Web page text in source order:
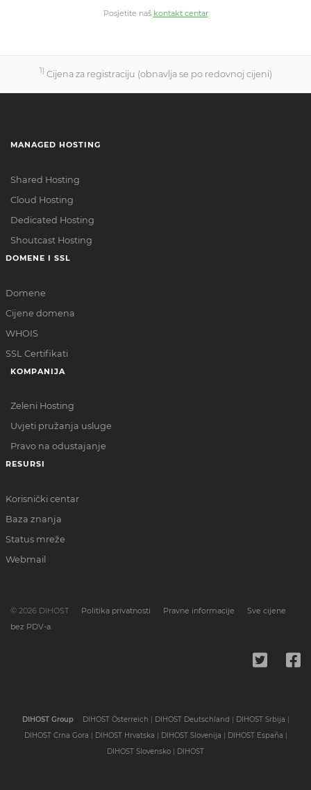
Posjetite naš kontakt centar
1) Cijena za registraciju (obnavlja se po redovnoj cijeni)
MANAGED HOSTING
Shared Hosting
Cloud Hosting
Dedicated Hosting
Shoutcast Hosting
DOMENE I SSL
Domene
Cijene domena
WHOIS
SSL Certifikati
KOMPANIJA
Zeleni Hosting
Uvjeti pružanja usluge
Pravo na odustajanje
RESURSI
Korisnički centar
Baza znanja
Status mreže
Webmail
© 2026 DIHOST Politika privatnosti Pravne informacije
Sve cijene
bez PDV-a.
DIHOST Group DIHOST Österreich DIHOST Deutschland DIHOST Srbija
DIHOST Crna Gora
DIHOST Hrvatska DIHOST Slovenija DIHOST España
DIHOST Slovensko
DIHOST